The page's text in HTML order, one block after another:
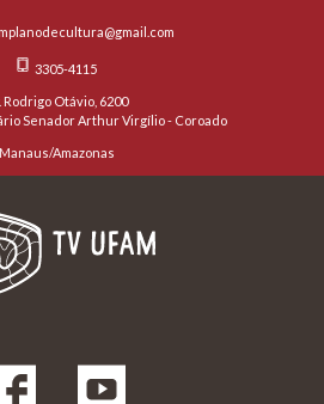
3305-4115
Rodrigo Otávio, 6200
Senador Arthur Virgílio - Coroado
Manaus/Amazonas